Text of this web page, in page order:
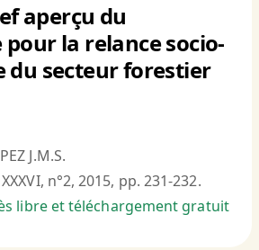
aperçu du
la relance socio-
du secteur forestier
J.M.S.
n°2, 2015, pp. 231-232.
libre et téléchargement gratuit